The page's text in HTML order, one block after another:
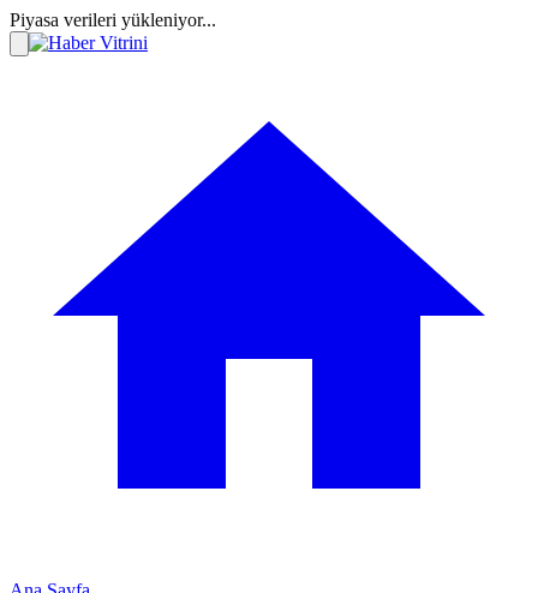
Piyasa verileri yükleniyor...